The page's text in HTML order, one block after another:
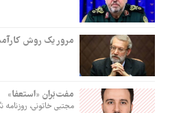
مرور یک روش
مفت‌بَران «استعفا»
مجتبی خاتونی، روزنامه